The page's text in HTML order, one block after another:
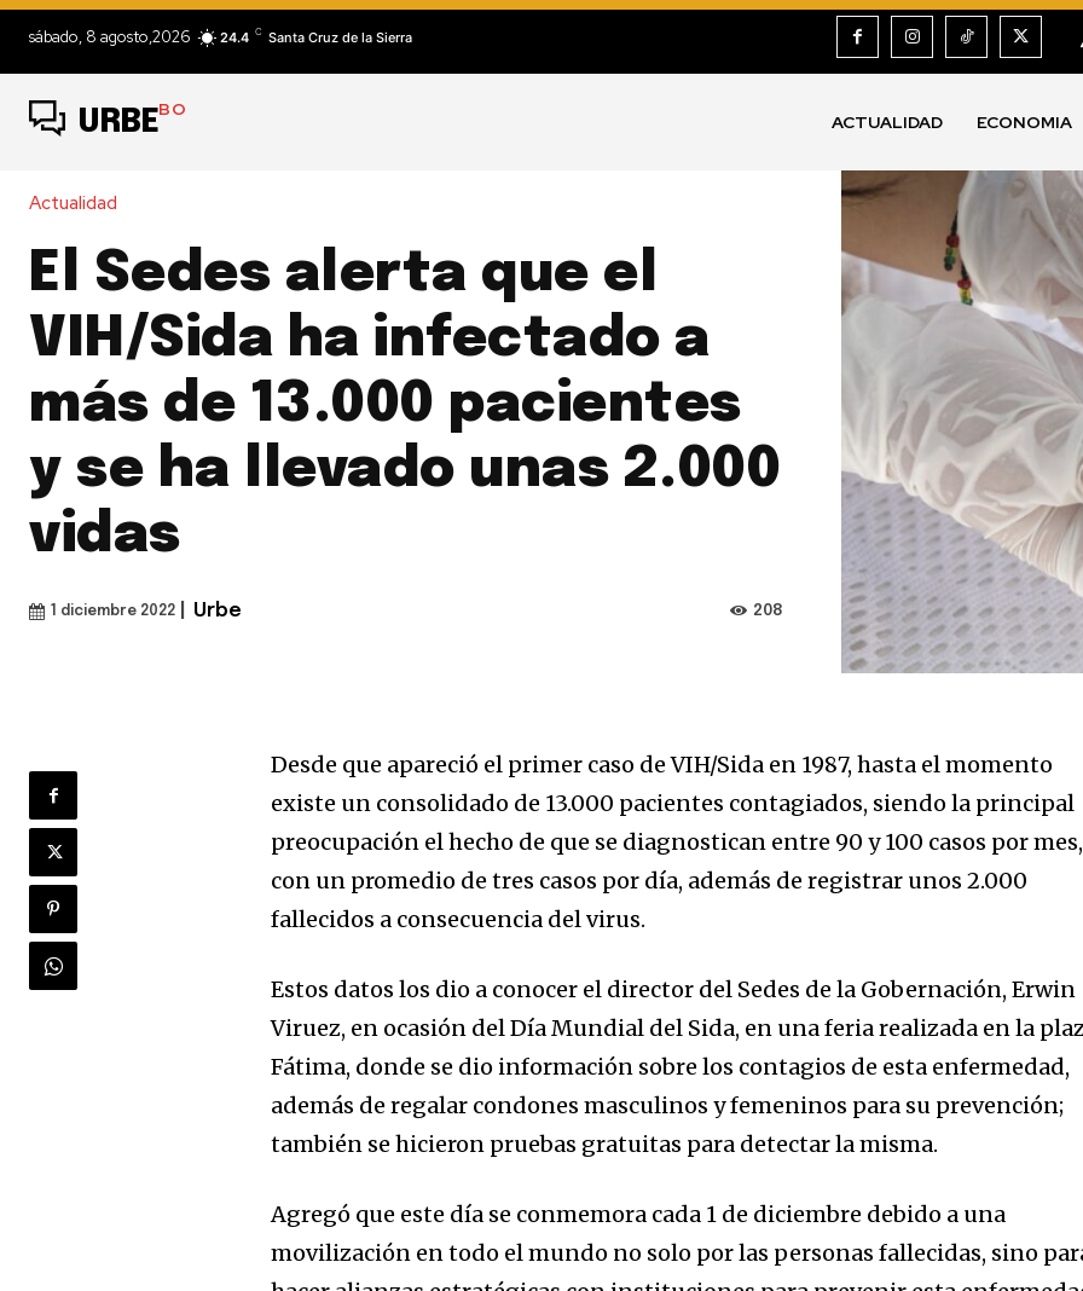
sábado, 8 agosto,2026 24.4 C Santa Cruz de la Sierra
URBEBO
ACTUALIDAD ECONOMIA
Actualidad
El Sedes alerta que el
VIH/Sida ha infectado a
más de 13.000 pacientes
y se ha llevado unas 2.000
vidas
1 diciembre 2022 Urbe 208
Desde que apareció el primer caso de VIH/Sida en 1987, hasta el momento
existe un consolidado de 13.000 pacientes contagiados, siendo la principal
preocupación el hecho de que se diagnostican entre 90 y 100 casos por mes,
con un promedio de tres casos por día, además de registrar unos 2.000
fallecidos a consecuencia del virus.
Estos datos los dio a conocer el director del Sedes de la Gobernación, Erwin
Viruez, en ocasión del Día Mundial del Sida, en una feria realizada en la
Fátima, donde se dio información sobre los contagios de esta enfermedad,
además de regalar condones masculinos y femeninos para su prevención;
también se hicieron pruebas gratuitas para detectar la misma.
Agregó que este día se conmemora cada 1 de diciembre debido a una
movilización en todo el mundo no solo por las personas fallecidas, sino